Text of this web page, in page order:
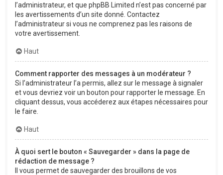
l’administrateur, et que phpBB Limited n’est pas concerné par
les avertissements d’un site donné. Contactez
l’administrateur si vous ne comprenez pas les raisons de
votre avertissement.
Haut
Comment rapporter des messages à un modérateur ?
Si l’administrateur l’a permis, allez sur le message à signaler
et vous devriez voir un bouton pour rapporter le message. En
cliquant dessus, vous accéderez aux étapes nécessaires pour
le faire.
Haut
À quoi sert le bouton « Sauvegarder » dans la page de
rédaction de message ?
Il vous permet de sauvegarder des brouillons de vos